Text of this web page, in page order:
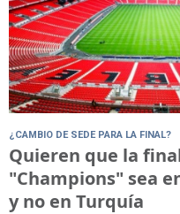
¿CAMBIO DE SEDE PARA LA FINAL?
Quieren que la
"Champions" sea
y no en Turquía